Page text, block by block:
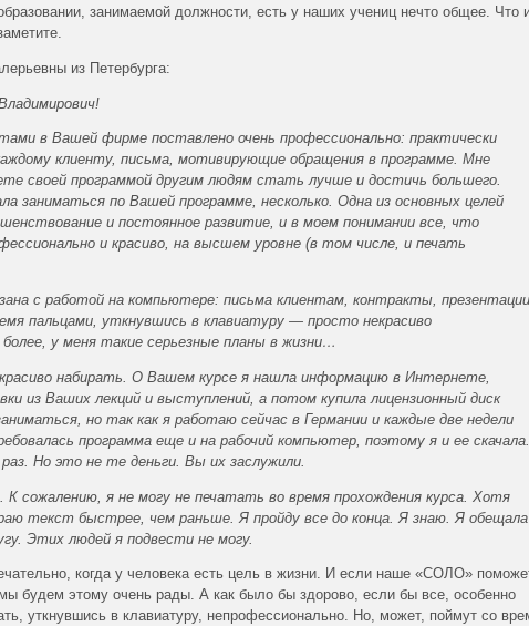
занимаемой должности, есть у наших учениц нечто общее. Что
из Петербурга:
в Вашей фирме поставлено очень профессионально: практически
клиенту, письма, мотивирующие обращения в программе. Мне
своей программой другим людям стать лучше и достичь большего.
заниматься по Вашей программе, несколько. Одна из основных целей
и постоянное развитие, и в моем понимании все, что
и красиво, на высшем уровне (в том числе, и печать
с работой на компьютере: письма клиентам, контракты, презентации
пальцами, уткнувшись в клавиатуру — просто некрасиво
у меня такие серьезные планы в жизни…
набирать. О Вашем курсе я нашла информацию в Интернете,
из Ваших лекций и выступлений, а потом купила лицензионный диск
но так как я работаю сейчас в Германии и каждые две недели
программа еще и на рабочий компьютер, поэтому я и ее скачала.
Но это не те деньги. Вы их заслужили.
К сожалению, я не могу не печатать во время прохождения курса. Хотя
текст быстрее, чем раньше. Я пройду все до конца. Я знаю. Я обещала
Этих людей я подвести не могу.
когда у человека есть цель в жизни. И если наше «СОЛО»
будем этому очень рады. А как было бы здорово, если бы все, особенно
уткнувшись в клавиатуру, непрофессионально. Но, может, поймут со